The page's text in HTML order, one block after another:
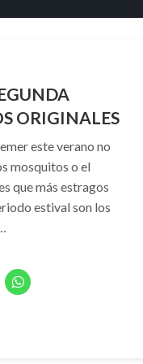
ORIGINALES
este verano no
mosquitos o el
que más estragos
estival son los